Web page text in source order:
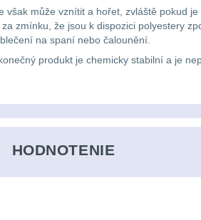
může vznítit a hořet, zvláště pokud
zmínku, že jsou k dispozici polyestery
na spaní nebo čalounění.
produkt je chemicky stabilní a je
HODNOTENIE